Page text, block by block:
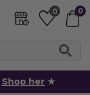
0 0
Shop her ★